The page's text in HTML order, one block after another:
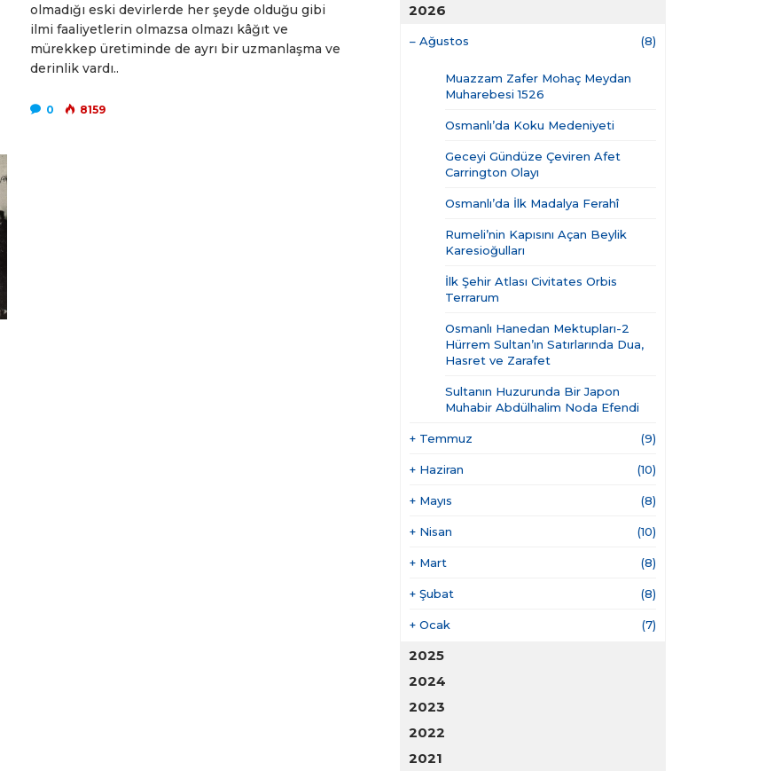
olmadığı eski devirlerde her şeyde olduğu gibi
ilmi faaliyetlerin olmazsa olmazı kâğıt ve
mürekkep üretiminde de ayrı bir uzmanlaşma ve
derinlik vardı..
0 8159
2026
– Ağustos (8)
Muazzam Zafer Mohaç Meydan
Muharebesi 1526
Osmanlı’da Koku Medeniyeti
Geceyi Gündüze Çeviren Afet
Carrington Olayı
Osmanlı’da İlk Madalya Ferahî
Rumeli’nin Kapısını Açan Beylik
Karesioğulları
İlk Şehir Atlası Civitates Orbis
Terrarum
Osmanlı Hanedan Mektupları-2
Hürrem Sultan’ın Satırlarında Dua,
Hasret ve Zarafet
Sultanın Huzurunda Bir Japon
Muhabir Abdülhalim Noda Efendi
+ Temmuz (9)
+ Haziran (10)
+ Mayıs (8)
+ Nisan (10)
+ Mart (8)
+ Şubat (8)
+ Ocak (7)
2025
2024
2023
2022
2021